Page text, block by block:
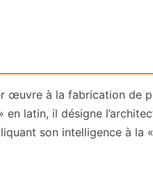
œuvre à la fabrication de
latin, il désigne
son intelligence à la